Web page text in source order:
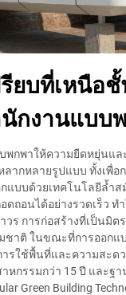
ยบที่เหนือ
กงานแบบ
กพาให้ความยืดหยุ่นแล
ากหลายรูปแบบ ทั้งเพื่อ
แบบด้วยเทคโนโลยีล้ำ
ดถอนได้อย่างรวดเร็ว ท
วร การก่อสร้างที่เป็นมิ
ชาติ ในขณะที่การออกแ
รใช้พื้นที่และความสะด
หกรรมกว่า 15 ปี และฐ
Green Building